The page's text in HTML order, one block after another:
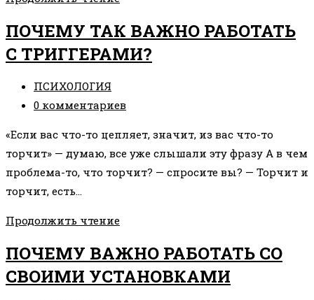
СУЩНОСТИ
И
НИМИ
ДЕЛАТЬ
ПОЧЕМУ ТАК ВАЖНО РАБОТАТЬ
С ТРИГГЕРАМИ?
Рубрика
записи:
ПСИХОЛОГИЯ
Комментарии
записи:
0 комментариев
«Если вас что-то цепляет, значит, из вас что-то
торчит» — думаю, все уже слышали эту фразу А в чем
проблема-то, что торчит? — спросите вы? — Торчит и
торчит, есть…
Продолжить чтениеПОЧЕМУ
ВАЖНО
РАБОТАТЬ
ПОЧЕМУ ВАЖНО РАБОТАТЬ СО
СВОИМИ УСТАНОВКАМИ